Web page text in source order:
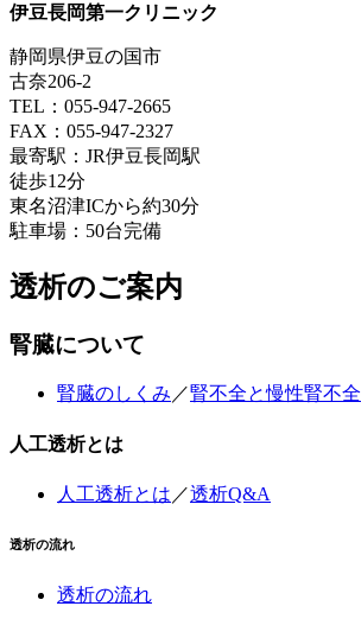
伊豆長岡第一クリニック
静岡県伊豆の国市
古奈206-2
TEL：055-947-2665
FAX：055-947-2327
最寄駅：JR伊豆長岡駅
徒歩12分
東名沼津ICから約30分
駐車場：50台完備
透析のご案内
腎臓について
腎臓のしくみ ／腎不全と慢性腎不全
人工透析とは
人工透析とは ／透析Q&A
透析の流れ
透析の流れ